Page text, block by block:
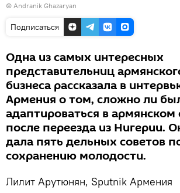
© Andranik Ghazaryan
Подписаться
Одна из самых интересных
представительниц
бизнеса рассказала в
Армения о том, сложно ли
адаптироваться в
после переезда из Нигерии.
дала пять дельных советов
сохранению молодости.
Лилит Арутюнян, Sputnik Армения